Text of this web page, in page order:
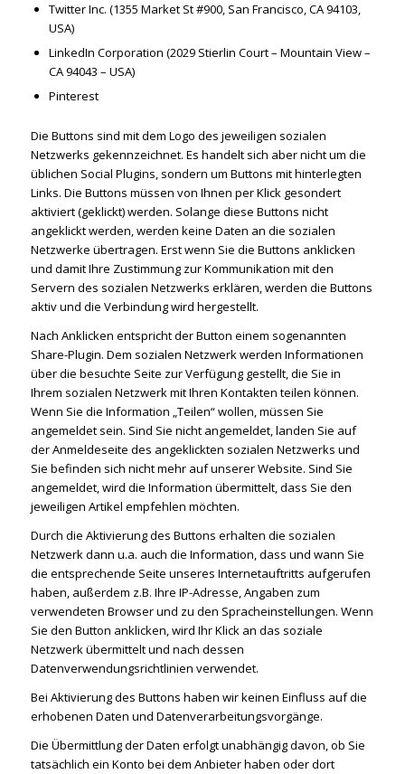
Twitter Inc. (1355 Market St #900, San Francisco, CA 94103,
USA)
LinkedIn Corporation (2029 Stierlin Court – Mountain View –
CA 94043 – USA)
Pinterest
Die Buttons sind mit dem Logo des jeweiligen sozialen
Netzwerks gekennzeichnet. Es handelt sich aber nicht um die
üblichen Social Plugins, sondern um Buttons mit hinterlegten
Links. Die Buttons müssen von Ihnen per Klick gesondert
aktiviert (geklickt) werden. Solange diese Buttons nicht
angeklickt werden, werden keine Daten an die sozialen
Netzwerke übertragen. Erst wenn Sie die Buttons anklicken
und damit Ihre Zustimmung zur Kommunikation mit den
Servern des sozialen Netzwerks erklären, werden die Buttons
aktiv und die Verbindung wird hergestellt.
Nach Anklicken entspricht der Button einem sogenannten
Share-Plugin. Dem sozialen Netzwerk werden Informationen
über die besuchte Seite zur Verfügung gestellt, die Sie in
Ihrem sozialen Netzwerk mit Ihren Kontakten teilen können.
Wenn Sie die Information „Teilen“ wollen, müssen Sie
angemeldet sein. Sind Sie nicht angemeldet, landen Sie auf
der Anmeldeseite des angeklickten sozialen Netzwerks und
Sie befinden sich nicht mehr auf unserer Website. Sind Sie
angemeldet, wird die Information übermittelt, dass Sie den
jeweiligen Artikel empfehlen möchten.
Durch die Aktivierung des Buttons erhalten die sozialen
Netzwerk dann u.a. auch die Information, dass und wann Sie
die entsprechende Seite unseres Internetauftritts aufgerufen
haben, außerdem z.B. Ihre IP-Adresse, Angaben zum
verwendeten Browser und zu den Spracheinstellungen. Wenn
Sie den Button anklicken, wird Ihr Klick an das soziale
Netzwerk übermittelt und nach dessen
Datenverwendungsrichtlinien verwendet.
Bei Aktivierung des Buttons haben wir keinen Einfluss auf die
erhobenen Daten und Datenverarbeitungsvorgänge.
Die Übermittlung der Daten erfolgt unabhängig davon, ob Sie
tatsächlich ein Konto bei dem Anbieter haben oder dort